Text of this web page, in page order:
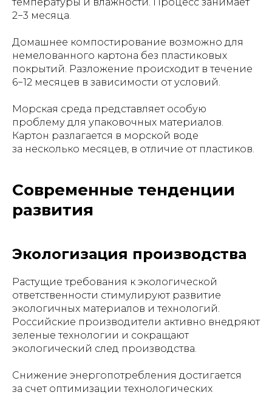
2−3 месяца.
Домашнее компостирование возможно для
немелованного картона без пластиковых
покрытий. Разложение происходит в течение
6−12 месяцев в зависимости от условий.
Морская среда представляет особую
проблему для упаковочных материалов.
Картон разлагается в морской воде
за несколько месяцев, в отличие от пластиков.
Современные тенденции
развития
Экологизация производства
Растущие требования к экологической
ответственности стимулируют развитие
экологичных материалов и технологий.
Российские производители активно внедряют
зеленые технологии и сокращают
экологический след производства.
Снижение энергопотребления достигается
за счет оптимизации технологических